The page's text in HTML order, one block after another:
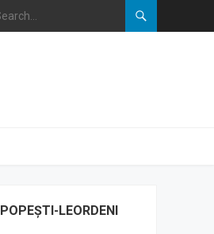
LEORDENI